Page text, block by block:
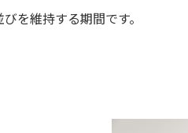
を維持する期間です。